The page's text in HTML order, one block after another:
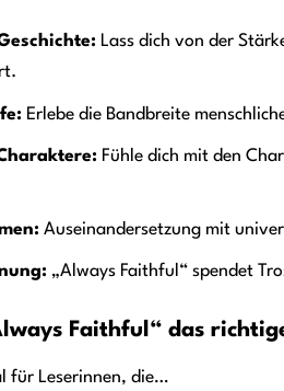
Lass dich von der
Erlebe die Bandbreite
Fühle dich mit den
Auseinandersetzung mit
„Always Faithful“ spendet
Faithful“ das
für Leserinnen, die…